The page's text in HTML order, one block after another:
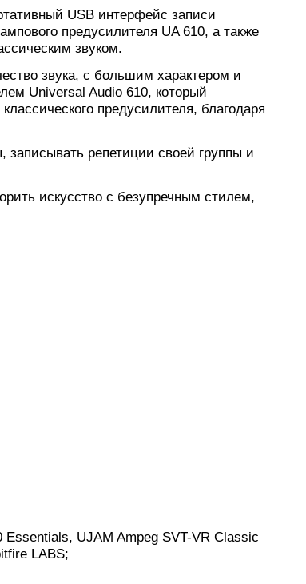
USB интерфейс записи
предусилителя UA 610, а также
звуком.
звука, с большим характером и
Universal Audio 610, который
предусилителя, благодаря
репетиции своей группы и
искусство с безупречным стилем,
UJAM Ampeg SVT-VR Classic
LABS;